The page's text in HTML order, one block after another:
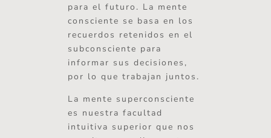
para el futuro. La mente
consciente se basa en los
recuerdos retenidos en el
subconsciente para
informar sus decisiones,
por lo que trabajan juntos.
La mente superconsciente
es nuestra facultad
intuitiva superior que nos